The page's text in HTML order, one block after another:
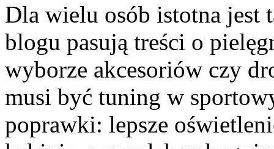
Dla wielu osób istotna jest
blogu pasują treści o
wyborze akcesoriów czy
musi być tuning w
poprawki: lepsze